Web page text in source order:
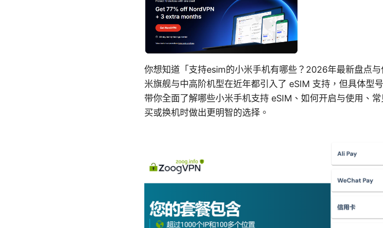
你想知道「支持esim的小米手机有哪些？2026年最新盘点
米旗舰与中高阶机型在近年都引入了 eSIM 支持，但具体型
带你全面了解哪些小米手机支持 eSIM、如何开启与使用、
买或换机时做出更明智的选择。